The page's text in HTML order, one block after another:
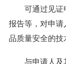
可通过见证
报告等，对申
品质量安全的技
与申请人及